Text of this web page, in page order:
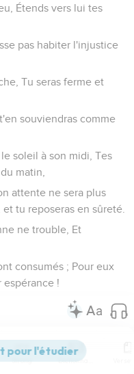
Étends vers lui tes
pas habiter l'injustice
Tu seras ferme et
souviendras comme
soleil à son midi, Tes
matin,
attente ne sera plus
tu reposeras en sûreté.
ne trouble, Et
consumés ; Pour eux
espérance !
pour le moment.
Strong